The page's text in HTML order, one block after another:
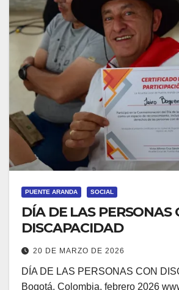
PUENTE ARANDA SOCIAL
DÍA DE LAS PERSONAS
DISCAPACIDAD
20 DE MARZO DE 2026
DÍA DE LAS PERSONAS CON
Bogotá, Colombia, febrero 2026